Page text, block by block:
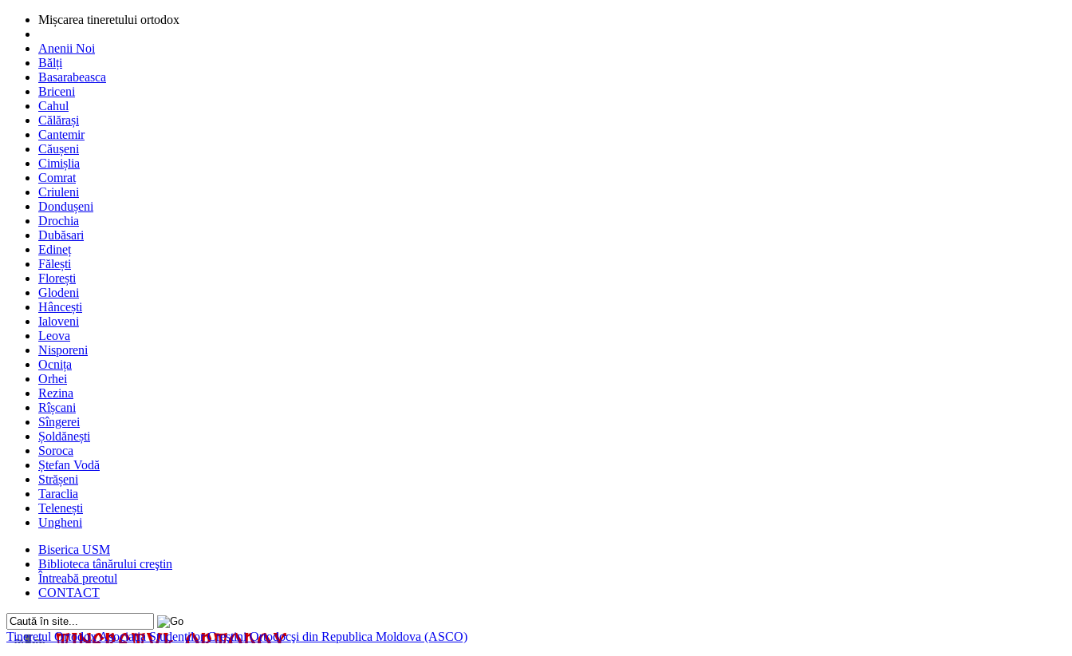
Mișcarea tineretului ortodox
Anenii Noi
Bălți
Basarabeasca
Briceni
Cahul
Călărași
Cantemir
Căușeni
Cimișlia
Comrat
Criuleni
Dondușeni
Drochia
Dubăsari
Edineț
Fălești
Florești
Glodeni
Hâncești
Ialoveni
Leova
Nisporeni
Ocnița
Orhei
Rezina
Rîșcani
Sîngerei
Șoldănești
Soroca
Ștefan Vodă
Strășeni
Taraclia
Telenești
Ungheni
Biserica USM
Biblioteca tânărului creştin
Întreabă preotul
CONTACT
Tineretul OrtodoxAsociaţia Studenţilor Creştini Ortodocşi din Republica Moldova (ASCO)